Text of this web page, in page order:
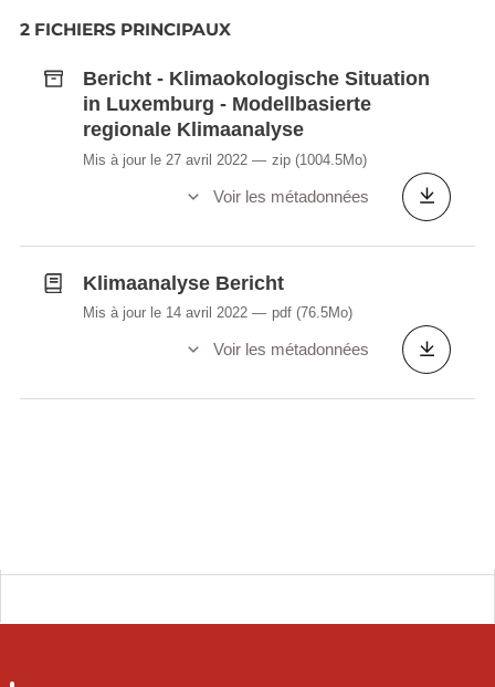
conjunction with and with reference to the study
2 FICHIERS PRINCIPAUX
Bericht - Klimaokologische Situation
in Luxemburg - Modellbasierte
regionale Klimaanalyse
Mis à jour le 27 avril 2022 zip (1004.5Mo)
Voir les métadonnées
Klimaanalyse Bericht
Mis à jour le 14 avril 2022 pdf (76.5Mo)
Voir les métadonnées